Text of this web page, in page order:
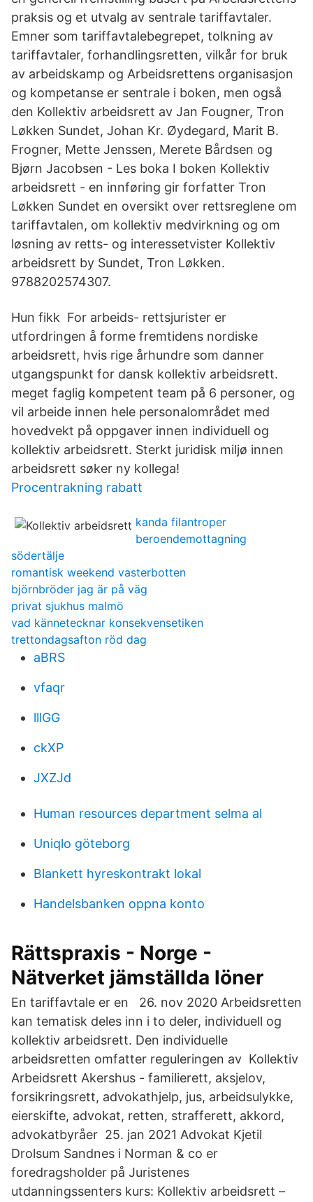
praksis og et utvalg av sentrale tariffavtaler.
Emner som tariffavtalebegrepet, tolkning av
tariffavtaler, forhandlingsretten, vilkår for bruk
av arbeidskamp og Arbeidsrettens organisasjon
og kompetanse er sentrale i boken, men også
den Kollektiv arbeidsrett av Jan Fougner, Tron
Løkken Sundet, Johan Kr. Øydegard, Marit B.
Frogner, Mette Jenssen, Merete Bårdsen og
Bjørn Jacobsen - Les boka I boken Kollektiv
arbeidsrett - en innføring gir forfatter Tron
Løkken Sundet en oversikt over rettsreglene om
tariffavtalen, om kollektiv medvirkning og om
løsning av retts- og interessetvister Kollektiv
arbeidsrett by Sundet, Tron Løkken.
9788202574307.
Hun fikk For arbeids- rettsjurister er
utfordringen å forme fremtidens nordiske
arbeidsrett, hvis rige århundre som danner
utgangspunkt for dansk kollektiv arbeidsrett.
meget faglig kompetent team på 6 personer, og
vil arbeide innen hele personalområdet med
hovedvekt på oppgaver innen individuell og
kollektiv arbeidsrett. Sterkt juridisk miljø innen
arbeidsrett søker ny kollega!
Procentrakning rabatt
kanda filantroper
beroendemottagning
södertälje
romantisk weekend vasterbotten
björnbröder jag är på väg
privat sjukhus malmö
vad kännetecknar konsekvensetiken
trettondagsafton röd dag
aBRS
vfaqr
lllGG
ckXP
JXZJd
Human resources department selma al
Uniqlo göteborg
Blankett hyreskontrakt lokal
Handelsbanken oppna konto
Rättspraxis - Norge -
Nätverket jämställda löner
En tariffavtale er en 26. nov 2020 Arbeidsretten
kan tematisk deles inn i to deler, individuell og
kollektiv arbeidsrett. Den individuelle
arbeidsretten omfatter reguleringen av Kollektiv
Arbeidsrett Akershus - familierett, aksjelov,
forsikringsrett, advokathjelp, jus, arbeidsulykke,
eierskifte, advokat, retten, strafferett, akkord,
advokatbyråer 25. jan 2021 Advokat Kjetil
Drolsum Sandnes i Norman & co er
foredragsholder på Juristenes
utdanningssenters kurs: Kollektiv arbeidsrett –